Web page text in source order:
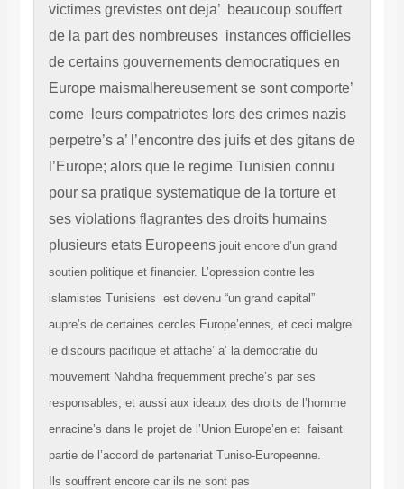
victimes grevistes ont deja’ beaucoup souffert
de la part des nombreuses instances officielles
de certains gouvernements democratiques en
Europe maismalhereusement se sont comporte’
come leurs compatriotes lors des crimes nazis
perpetre’s a’ l’encontre des juifs et des gitans de
l’Europe; alors que le regime Tunisien connu
pour sa pratique systematique de la torture et
ses violations flagrantes des droits humains
plusieurs etats Europeens jouit encore d’un grand
soutien politique et financier. L’opression contre les
islamistes Tunisiens est devenu “un grand capital”
aupre’s de certaines cercles Europe’ennes, et ceci malgre’
le discours pacifique et attache’ a’ la democratie du
mouvement Nahdha frequemment preche’s par ses
responsables, et aussi aux ideaux des droits de l’homme
enracine’s dans le projet de l’Union Europe’en et faisant
partie de l’accord de partenariat Tuniso-Europeenne.
Ils souffrent encore car ils ne sont pas